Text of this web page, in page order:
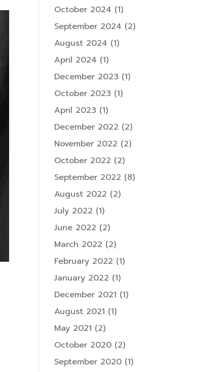
October 2024 (1)
September 2024 (2)
August 2024 (1)
April 2024 (1)
December 2023 (1)
October 2023 (1)
April 2023 (1)
December 2022 (2)
November 2022 (2)
October 2022 (2)
September 2022 (8)
August 2022 (2)
July 2022 (1)
June 2022 (2)
March 2022 (2)
February 2022 (1)
January 2022 (1)
December 2021 (1)
August 2021 (1)
May 2021 (2)
October 2020 (2)
September 2020 (1)